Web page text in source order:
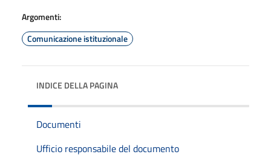
Argomenti:
Comunicazione istituzionale
INDICE DELLA PAGINA
Documenti
Ufficio responsabile del documento